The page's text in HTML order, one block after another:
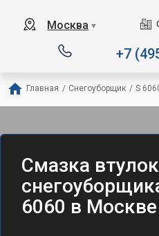
Москва ▼
+7
Главная / Снегоуборщик / S
Смазка втулок
6060 в Москве